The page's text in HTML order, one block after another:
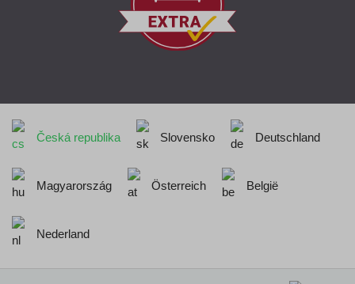
Česká republika Slovensko Deutschland
Magyarország Österreich België
Nederland